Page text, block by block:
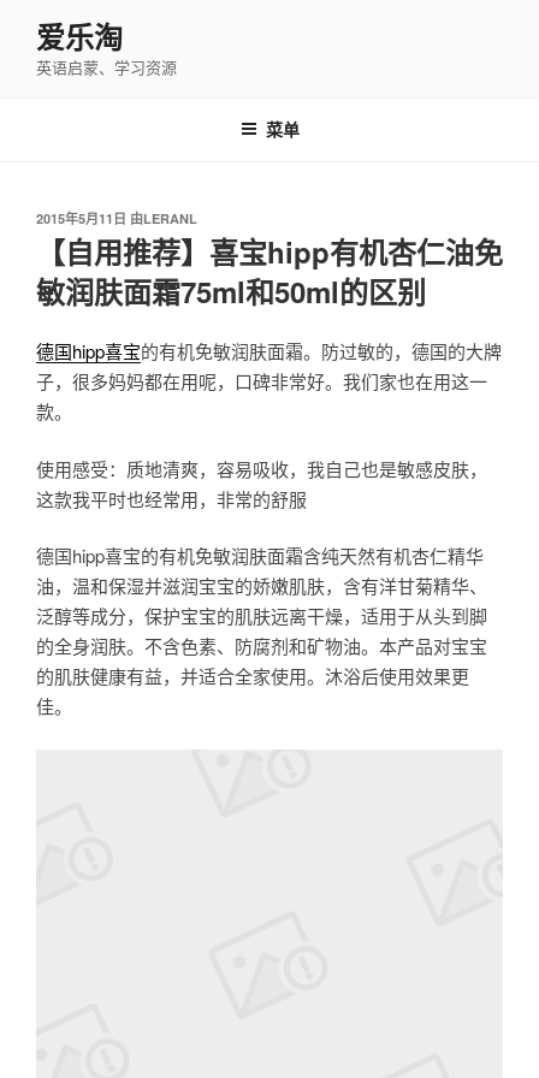
爱乐淘
英语启蒙、学习资源
菜单
发
2015年5月11日 由LERANL
【自用推荐】喜宝hipp有机杏仁油免
敏润肤面霜75ml和50ml的区别
德国 hipp喜宝的有机免敏润肤面霜。防过敏的，德国的大牌
子，很多妈妈都在用呢，口碑非常好。我们家也在用这一
款。
使用感受：质地清爽，容易吸收，我自己也是敏感皮肤，
这款我平时也经常用，非常的舒服
德国 hipp喜宝的有机免敏润肤面霜含纯天然有机杏仁精华
油，温和保湿并滋润宝宝的娇嫩肌肤，含有洋甘菊精华、
泛醇等成分，保护宝宝的肌肤远离干燥，适用于从头到脚
的全身润肤。不含色素、防腐剂和矿物油。本产品对宝宝
的肌肤健康有益，并适合全家使用。沐浴后使用效果更
佳。